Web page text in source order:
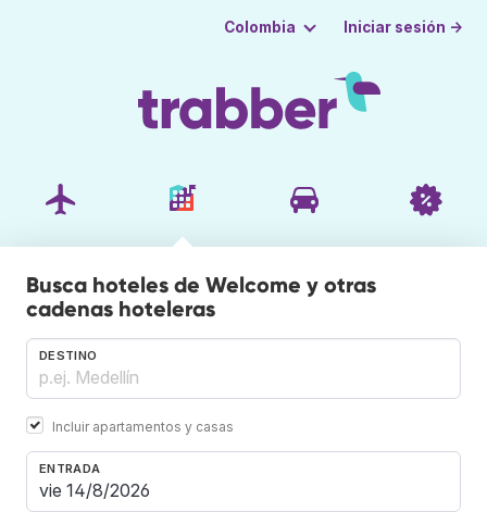
Colombia Iniciar sesión →
Busca hoteles de Welcome y otras
cadenas hoteleras
DESTINO
Incluir apartamentos y casas
ENTRADA